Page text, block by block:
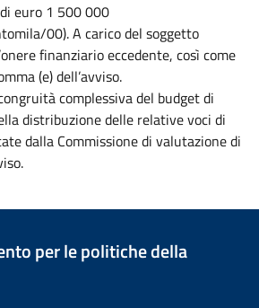
euro 1 500 000
00). A carico del soggetto
finanziario eccedente, così come
(e) dell’avviso.
complessiva del budget di
distribuzione delle relative voci di
dalla Commissione di valutazione di
per le politiche della